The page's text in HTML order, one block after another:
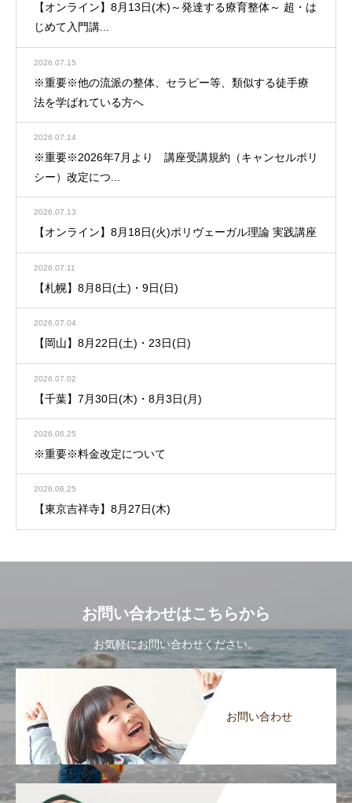
【オンライン】8月13日(木)～発達する療育整体～ 超・は
じめて入門講...
2026.07.15
※重要※他の流派の整体、セラピー等、類似する徒手療
法を学ばれている方へ
2026.07.14
※重要※2026年7月より 講座受講規約（キャンセルポリ
シー）改定につ...
2026.07.13
【オンライン】8月18日(火)ポリヴェーガル理論 実践講座
2026.07.11
【札幌】8月8日(土)・9日(日)
2026.07.04
【岡山】8月22日(土)・23日(日)
2026.07.02
【千葉】7月30日(木)・8月3日(月)
2026.06.25
※重要※料金改定について
2026.06.25
【東京吉祥寺】8月27日(木)
お問い合わせはこちらから
お気軽にお問い合わせください。
お問い合わせ